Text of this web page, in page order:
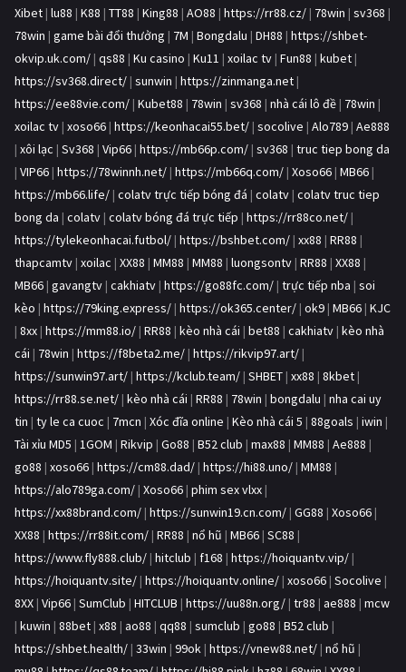
Xibet | lu88 | K88 | TT88 | King88 | AO88 | https://rr88.cz/ | 78win | sv368 |
78win | game bài đổi thưởng | 7M | Bongdalu | DH88 | https://shbet-
okvip.uk.com/ | qs88 | Ku casino | Ku11 | xoilac tv | Fun88 | kubet |
https://sv368.direct/ | sunwin | https://zinmanga.net |
https://ee88vie.com/ | Kubet88 | 78win | sv368 | nhà cái lô đề | 78win |
xoilac tv | xoso66 | https://keonhacai55.bet/ | socolive | Alo789 | Ae888
| xôi lạc | Sv368 | Vip66 | https://mb66p.com/ | sv368 | truc tiep bong da
| VIP66 | https://78winnh.net/ | https://mb66q.com/ | Xoso66 | MB66 |
https://mb66.life/ | colatv trực tiếp bóng đá | colatv | colatv truc tiep
bong da | colatv | colatv bóng đá trực tiếp | https://rr88co.net/ |
https://tylekeonhacai.futbol/ | https://bshbet.com/ | xx88 | RR88 |
thapcamtv | xoilac | XX88 | MM88 | MM88 | luongsontv | RR88 | XX88 |
MB66 | gavangtv | cakhiatv | https://go88fc.com/ | trực tiếp nba | soi
kèo | https://79king.express/ | https://ok365.center/ | ok9 | MB66 | KJC
| 8xx | https://mm88.io/ | RR88 | kèo nhà cái | bet88 | cakhiatv | kèo nhà
cái | 78win | https://f8beta2.me/ | https://rikvip97.art/ |
https://sunwin97.art/ | https://kclub.team/ | SHBET | xx88 | 8kbet |
https://rr88.se.net/ | kèo nhà cái | RR88 | 78win | bongdalu | nha cai uy
tin | ty le ca cuoc | 7mcn | Xóc đĩa online | Kèo nhà cái 5 | 88goals | iwin |
Tài xỉu MD5 | 1GOM | Rikvip | Go88 | B52 club | max88 | MM88 | Ae888 |
go88 | xoso66 | https://cm88.dad/ | https://hi88.uno/ | MM88 |
https://alo789ga.com/ | Xoso66 | phim sex vlxx |
https://xx88brand.com/ | https://sunwin19.cn.com/ | GG88 | Xoso66 |
XX88 | https://rr88it.com/ | RR88 | nổ hũ | MB66 | SC88 |
https://www.fly888.club/ | hitclub | f168 | https://hoiquantv.vip/ |
https://hoiquantv.site/ | https://hoiquantv.online/ | xoso66 | Socolive |
8XX | Vip66 | SumClub | HITCLUB | https://uu88n.org/ | tr88 | ae888 | mcw
| kuwin | 88bet | x88 | ao88 | qq88 | sumclub | go88 | B52 club |
https://shbet.health/ | 33win | 99ok | https://vnew88.net/ | nổ hũ |